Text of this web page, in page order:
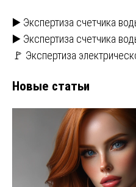
▶️ Экспертиза счетчика
▶️ Экспертиза счетчика
🚩 Экспертиза
Новые статьи